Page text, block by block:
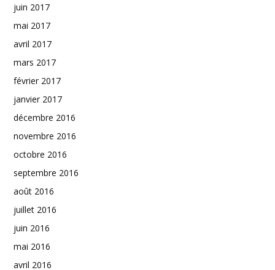
juin 2017
mai 2017
avril 2017
mars 2017
février 2017
janvier 2017
décembre 2016
novembre 2016
octobre 2016
septembre 2016
août 2016
juillet 2016
juin 2016
mai 2016
avril 2016